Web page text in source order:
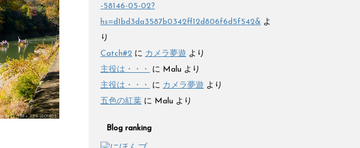
-58146-05-02?
hs=d1bd3da3587b0342ff12d806f6d5f542& よ
り
Catch#2 に カメラ夢遊 より
主役は・・・
に Malu より
主役は・・・
に カメラ夢遊 より
五色の紅葉 に Malu より
Blog ranking